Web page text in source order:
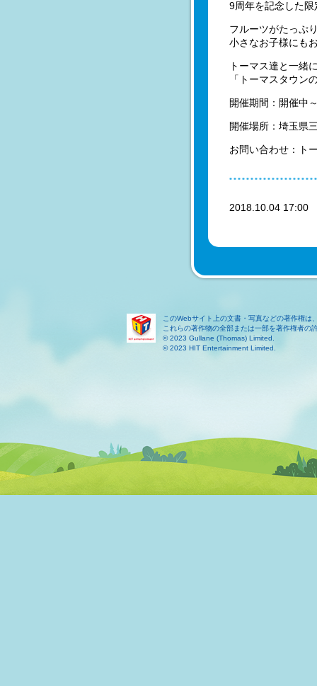
9周年を記念した
フルーツがたっぷ
小さなお子様にも
トーマス達と一緒
「トーマスタウン
開催期間：開催中
開催場所：埼玉県
お問い合わせ：ト
2018.10.04
このWebサイト上の文書・写真などの著作権
これらの著作物の全部または一部を著作権者の
© 2023 Gullane (Thomas) Limited.
© 2023 HIT Entertainment Limited.